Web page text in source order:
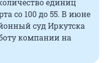
единиц
со 100 до 55. В июне
суд Иркутска
компании на